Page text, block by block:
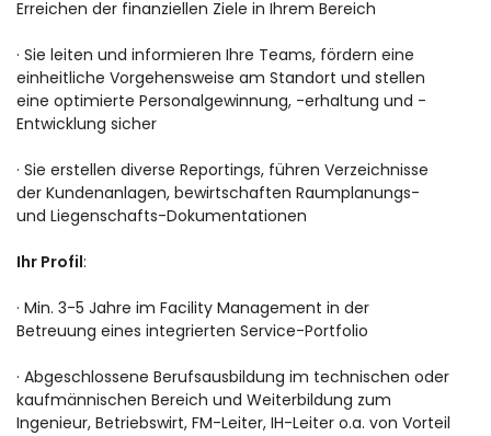
Erreichen der finanziellen Ziele in Ihrem Bereich
· Sie leiten und informieren Ihre Teams, fördern eine
einheitliche Vorgehensweise am Standort und stellen
eine optimierte Personalgewinnung, -erhaltung und -
Entwicklung sicher
· Sie erstellen diverse Reportings, führen Verzeichnisse
der Kundenanlagen, bewirtschaften Raumplanungs-
und Liegenschafts-Dokumentationen
Ihr Profil:
· Min. 3-5 Jahre im Facility Management in der
Betreuung eines integrierten Service-Portfolio
· Abgeschlossene Berufsausbildung im technischen oder
kaufmännischen Bereich und Weiterbildung zum
Ingenieur, Betriebswirt, FM-Leiter, IH-Leiter o.a. von Vorteil